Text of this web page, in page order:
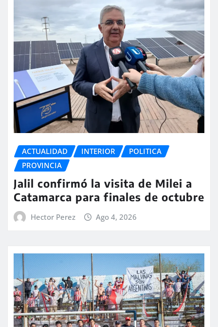
ACTUALIDAD INTERIOR
POLITICA
PROVINCIA
Jalil confirmó la visita de Milei a
Catamarca para finales de octubre
Hector Perez Ago 4, 2026